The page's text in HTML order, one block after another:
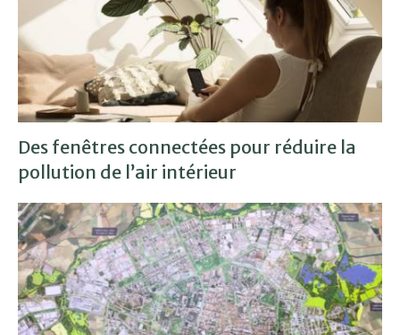
Des fenêtres connectées pour réduire la
pollution de l’air intérieur